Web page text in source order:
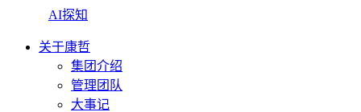
AI探知
关于康哲
集团介绍
管理团队
大事记